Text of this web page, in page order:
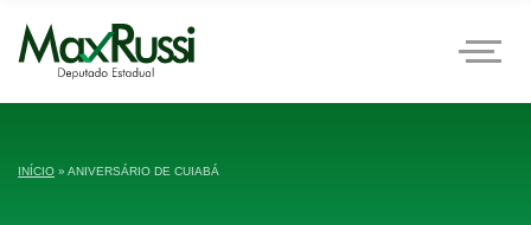
INÍCIO » ANIVERSÁRIO DE CUIABÁ